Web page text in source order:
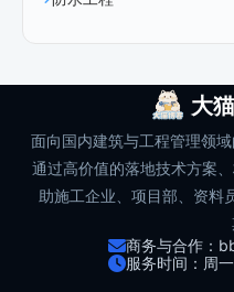
大
面向国内建筑与工程管理领
通过高价值的落地技术方案
助施工企业、项目部、资料
商务与合作：
服务时间：周